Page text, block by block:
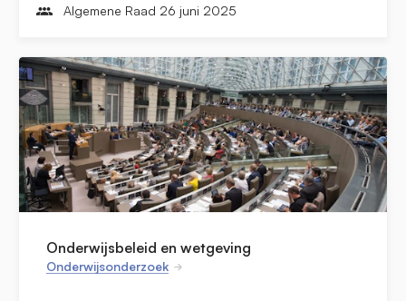
Algemene Raad 26 juni 2025
Onderwijsbeleid en wetgeving
Onderwijsonderzoek